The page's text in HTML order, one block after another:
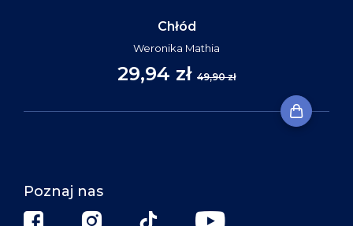
Chłód
Weronika Mathia
29,94 zł 49,90 zł
Poznaj nas